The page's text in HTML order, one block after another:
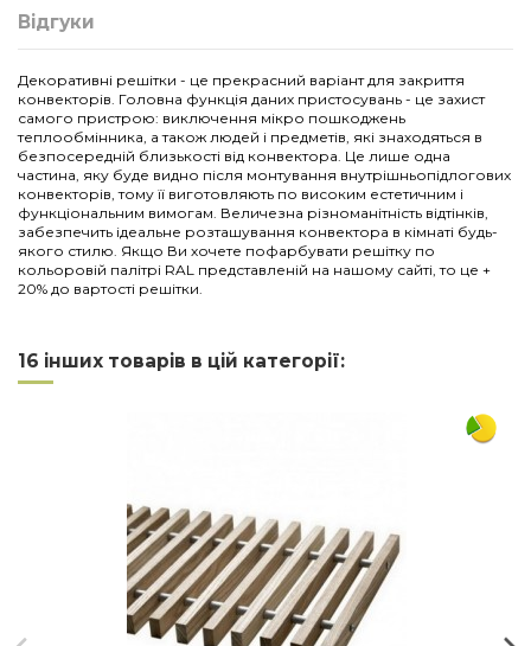
Відгуки
Декоративні решітки - це прекрасний варіант для закриття
конвекторів. Головна функція даних пристосувань - це захист
самого пристрою: виключення мікро пошкоджень
теплообмінника, а також людей і предметів, які знаходяться в
безпосередній близькості від конвектора. Це лише одна
частина, яку буде видно після монтування внутрішньопідлогових
конвекторів, тому її виготовляють по високим естетичним і
функціональним вимогам. Величезна різноманітність відтінків,
забезпечить ідеальне розташування конвектора в кімнаті будь-
якого стилю. Якщо Ви хочете пофарбувати решітку по
кольоровій палітрі RAL представленій на нашому сайті, то це +
20% до вартості решітки.
Ширина
380
16 інших товарів в цій категорії: